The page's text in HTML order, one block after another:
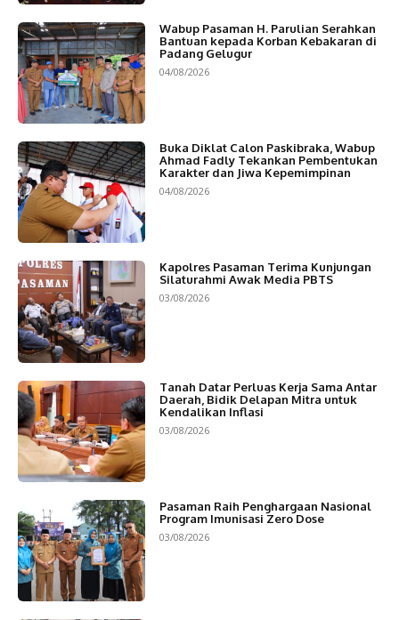
Wabup Pasaman H. Parulian Serahkan
Bantuan kepada Korban Kebakaran di
Padang Gelugur
04/08/2026
Buka Diklat Calon Paskibraka, Wabup
Ahmad Fadly Tekankan Pembentukan
Karakter dan Jiwa Kepemimpinan
04/08/2026
Kapolres Pasaman Terima Kunjungan
Silaturahmi Awak Media PBTS
03/08/2026
Tanah Datar Perluas Kerja Sama Antar
Daerah, Bidik Delapan Mitra untuk
Kendalikan Inflasi
03/08/2026
Pasaman Raih Penghargaan Nasional
Program Imunisasi Zero Dose
03/08/2026